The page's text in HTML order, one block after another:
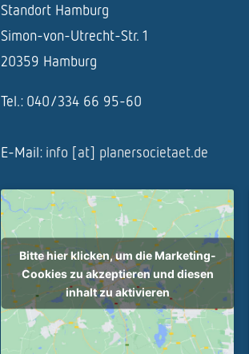
Standort Hamburg
Simon-von-Utrecht-Str. 1
20359 Hamburg
Tel.: 040/334 66 95-60
E-Mail: info [at] planersocietaet.de
Bitte hier klicken, um die Marketing-
Cookies zu akzeptieren und diesen
inhalt zu aktivieren